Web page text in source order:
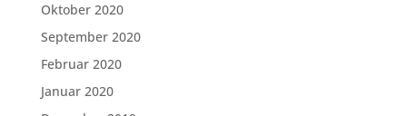
Oktober 2020
September 2020
Februar 2020
Januar 2020